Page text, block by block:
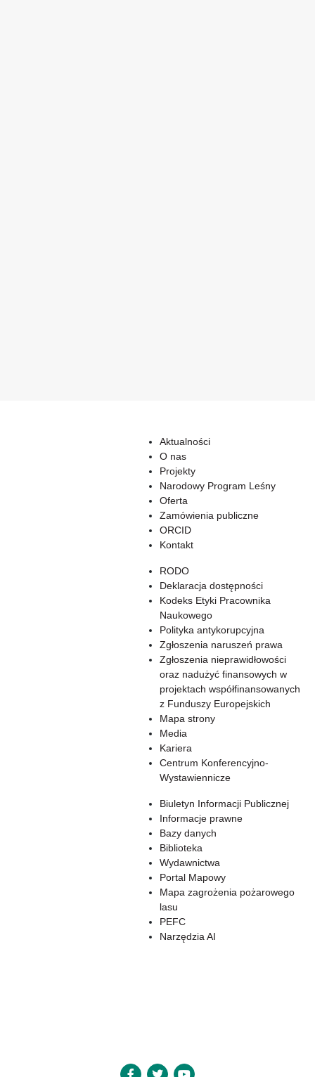
Aktualności
O nas
Projekty
Narodowy Program Leśny
Oferta
Zamówienia publiczne
ORCID
Kontakt
RODO
Deklaracja dostępności
Kodeks Etyki Pracownika
Naukowego
Polityka antykorupcyjna
Zgłoszenia naruszeń prawa
Zgłoszenia nieprawidłowości
oraz nadużyć finansowych w
projektach współfinansowanych
z Funduszy Europejskich
Mapa strony
Media
Kariera
Centrum Konferencyjno-
Wystawiennicze
Biuletyn Informacji Publicznej
Informacje prawne
Bazy danych
Biblioteka
Wydawnictwa
Portal Mapowy
Mapa zagrożenia pożarowego
lasu
PEFC
Narzędzia AI